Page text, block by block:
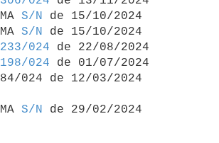
S/N
de 15/10/2024
S/N
de 15/10/2024
024 de 22/08/2024
024 de 01/07/2024
024 de 12/03/2024
S/N de 29/02/2024